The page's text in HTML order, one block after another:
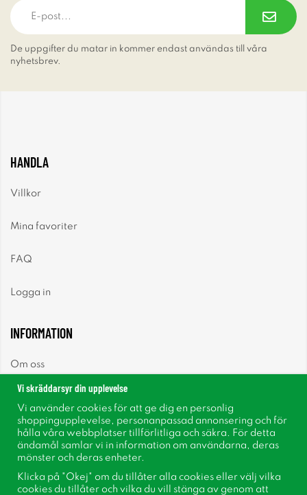
De uppgifter du matar in kommer endast användas till våra
nyhetsbrev.
HANDLA
Villkor
Mina favoriter
FAQ
Logga in
INFORMATION
Om oss
Nyhetsbrev
Om cookies
Vi skräddarsyr din upplevelse
Vi använder cookies för att ge dig en personlig
shoppingupplevelse, personanpassad annonsering och för
hålla våra webbplatser tillförlitliga och säkra. För detta
ändamål samlar vi in information om användarna, deras
mönster och deras enheter.
Klicka på "Okej" om du tillåter alla cookies eller välj vilka
cookies du tillåter och vilka du vill stänga av genom att